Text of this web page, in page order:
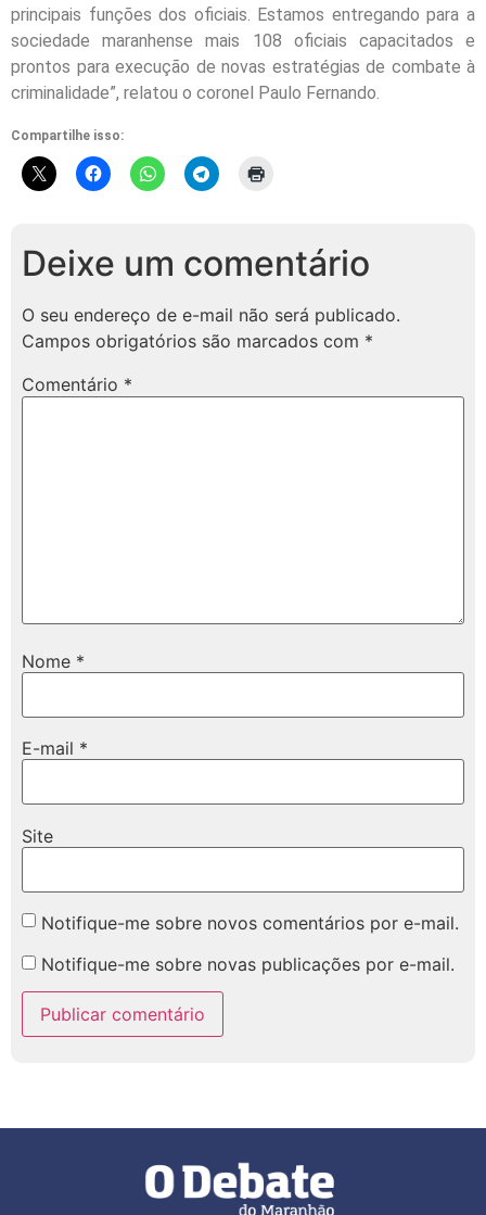
principais funções dos oficiais. Estamos entregando para a
sociedade maranhense mais 108 oficiais capacitados e
prontos para execução de novas estratégias de combate à
criminalidade”, relatou o coronel Paulo Fernando.
Compartilhe isso:
Deixe um comentário
O seu endereço de e-mail não será publicado.
Campos obrigatórios são marcados com *
Comentário *
Nome *
E-mail *
Site
Notifique-me sobre novos comentários por e-mail.
Notifique-me sobre novas publicações por e-mail.